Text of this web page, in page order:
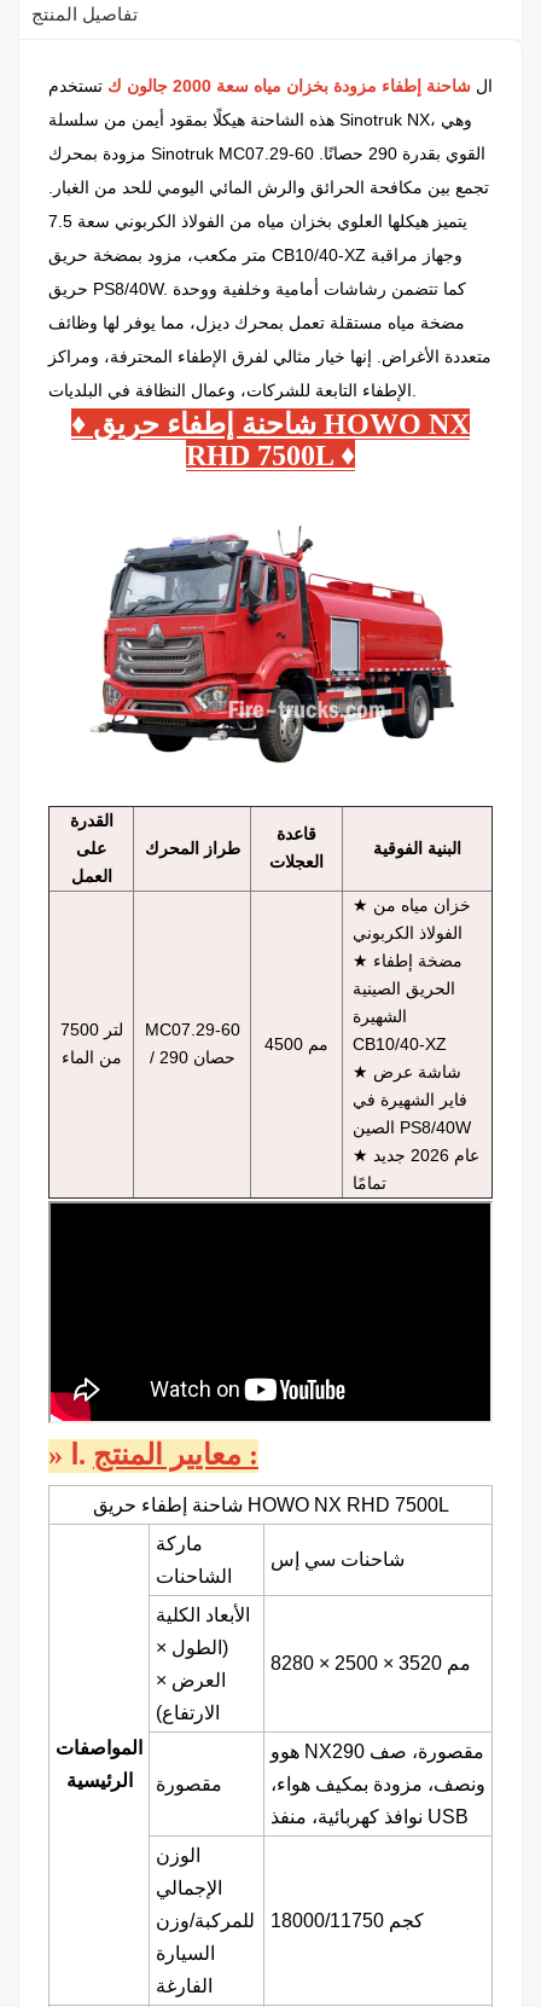
تفاصيل المنتج
ال شاحنة إطفاء مزودة بخزان مياه سعة 2000 جالون ك تستخدم
هذه الشاحنة هيكلًا بمقود أيمن من سلسلة Sinotruk NX، وهي
مزودة بمحرك Sinotruk MC07.29-60 القوي بقدرة 290 حصانًا.
تجمع بين مكافحة الحرائق والرش المائي اليومي للحد من الغبار.
يتميز هيكلها العلوي بخزان مياه من الفولاذ الكربوني سعة 7.5
متر مكعب، مزود بمضخة حريق CB10/40-XZ وجهاز مراقبة
حريق PS8/40W. كما تتضمن رشاشات أمامية وخلفية ووحدة
مضخة مياه مستقلة تعمل بمحرك ديزل، مما يوفر لها وظائف
متعددة الأغراض. إنها خيار مثالي لفرق الإطفاء المحترفة، ومراكز
الإطفاء التابعة للشركات، وعمال النظافة في البلديات.
♦ شاحنة إطفاء حريق HOWO NX
RHD 7500L ♦
القدرة
على
العمل
طراز المحرك
قاعدة
العجلات
البنية الفوقية
7500 لتر
من الماء
MC07.29-60
/ 290 حصان
4500 مم
★ خزان مياه من
الفولاذ الكربوني
★ مضخة إطفاء
الحريق الصينية
الشهيرة
CB10/40-XZ
★ شاشة عرض
فاير الشهيرة في
الصين PS8/40W
★ عام 2026 جديد
تمامًا
» Ⅰ. :
شاحنة إطفاء حريق HOWO NX RHD 7500L
المواصفات
الرئيسية
ماركة
الشاحنات
شاحنات سي إس
الأبعاد الكلية
(الطول ×
العرض ×
الارتفاع)
8280 × 2500 × 3520 مم
مقصورة
NX290 مقصورة، صف
ونصف، مزودة بمكيف هواء،
نوافذ كهربائية، منفذ USB
الوزن
الإجمالي
للمركبة/وزن
السيارة
الفارغة
18000/11750 كجم